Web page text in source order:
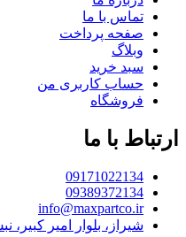
تماس با ما
صفحه پرداخت
وبلاگ
سبد خرید
حساب کاربری من
فروشگاه
ارتباط با ما
09171022134
09389372134
info@maxpartco.ir
شیراز، بلوار امیر کبیر،